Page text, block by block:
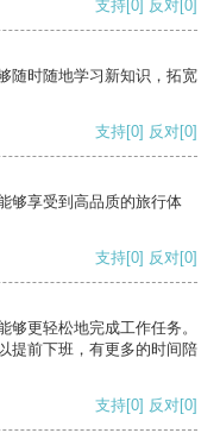
支持[0] 反对[0]
随时随地学习新知识，拓宽
支持[0] 反对[0]
够享受到高品质的旅行体
支持[0] 反对[0]
更轻松地完成工作任务。
提前下班，有更多的时间陪
支持[0] 反对[0]